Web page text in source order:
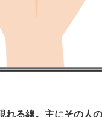
れる線。主にその人